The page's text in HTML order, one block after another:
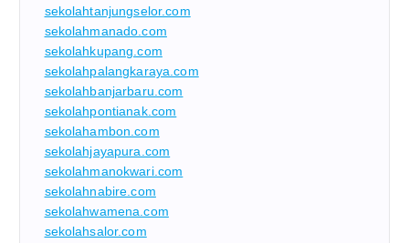
sekolahtanjungselor.com
sekolahmanado.com
sekolahkupang.com
sekolahpalangkaraya.com
sekolahbanjarbaru.com
sekolahpontianak.com
sekolahambon.com
sekolahjayapura.com
sekolahmanokwari.com
sekolahnabire.com
sekolahwamena.com
sekolahsalor.com